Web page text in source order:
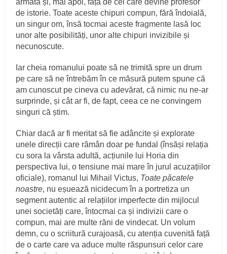
de istorie. Toate aceste chipuri compun, fără îndoială,
un singur om, însă tocmai aceste fragmente lasă loc
unor alte posibilități, unor alte chipuri invizibile și
necunoscute.
Iar cheia romanului poate să ne trimită spre un drum
pe care să ne întrebăm în ce măsură putem spune că
am cunoscut pe cineva cu adevărat, că nimic nu ne-ar
surprinde, și cât ar fi, de fapt, ceea ce ne convingem
singuri că știm.
Chiar dacă ar fi meritat să fie adâncite și explorate
unele direcții care rămân doar pe fundal (însăși relația
cu sora la vârsta adultă, acțiunile lui Horia din
perspectiva lui, o tensiune mai mare în jurul acuzațiilor
oficiale), romanul lui Mihail Victus, Toate păcatele
noastre, nu eșuează nicidecum în a portretiza un
segment autentic al relațiilor imperfecte din mijlocul
unei societăți care, întocmai ca și indivizii care o
compun, mai are multe răni de vindecat. Un volum
demn, cu o scriitură curajoasă, cu atenția cuvenită față
de o carte care va aduce multe răspunsuri celor care